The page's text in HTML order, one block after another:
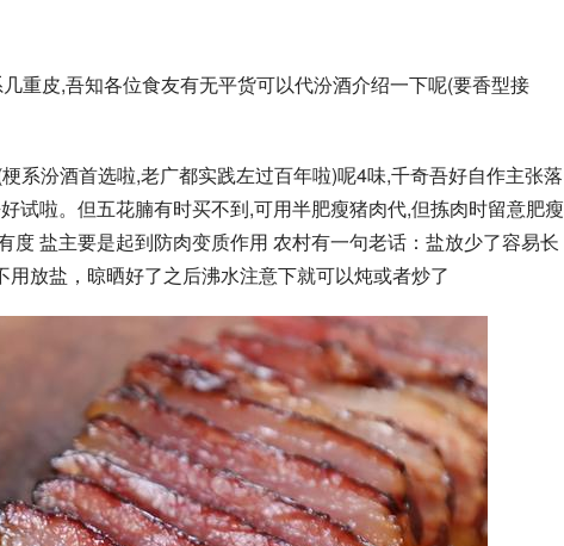
重皮,吾知各位食友有无平货可以代汾酒介绍一下呢(要香型接
系汾酒首选啦,老广都实践左过百年啦)呢4味,千奇吾好自作主张落
试啦。但五花腩有时买不到,可用半肥瘦猪肉代,但拣肉时留意肥瘦
度 盐主要是起到防肉变质作用 农村有一句老话：盐放少了容易长
放盐，晾晒好了之后沸水注意下就可以炖或者炒了